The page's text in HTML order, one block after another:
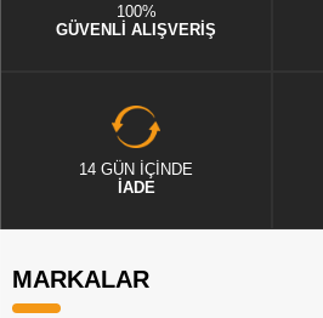
100%
GÜVENLİ ALIŞVERİŞ
14 GÜN İÇİNDE
İADE
MARKALAR